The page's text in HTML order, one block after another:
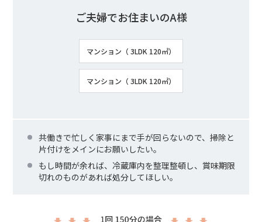
ご夫婦でお住まいのA様
マンション（ 3LDK 120㎡）
マンション（ 3LDK 120㎡）
共働きで忙しく家事にまで手が回らないので、掃除と
片付けをメインにお願いしたい。
もし時間が余れば、冷蔵庫内を整理整頓し、賞味期限
切れのものがあれば処分してほしい。